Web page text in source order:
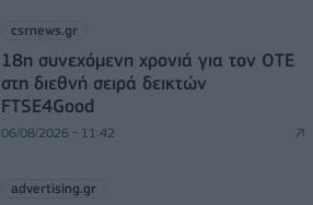
csrnews.gr
18η συνεχόμενη χρονιά για τον ΟΤΕ
στη διεθνή σειρά δεικτών
FTSE4Good
06/08/2026 - 11:42
advertising.gr